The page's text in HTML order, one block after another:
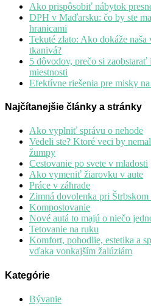
Ako prispôsobiť nábytok
DPH v Maďarsku: čo by ste
hranicami
Tekuté zlato: Ako dokáže
tkanivá?
5 dôvodov, prečo si
miestnosti
Efektívne riešenia pre misky
Najčítanejšie články a stránky
Ako vyplniť správu o nehode
Vedeli ste? Ktoré veci by
žumpy
Cestovanie po svete v mladosti
Ako vymeniť žiarovku v aute
Práce v záhrade
Zimná dovolenka pri Štrbskom
Kompostovanie
Nové autá to majú o niečo
Tetovanie na ruku
Komfort, pohodlie, estetika a
vďaka vonkajším žalúziám
Kategórie
Bývanie